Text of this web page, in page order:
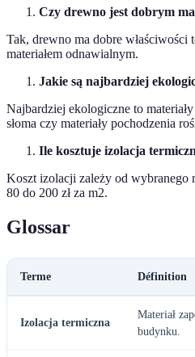
Czy drewno jest dobrym
Tak, drewno ma dobre właściwości
materiałem odnawialnym.
Jakie są najbardziej
Najbardziej ekologiczne to
słoma czy materiały pochodzenia
Ile kosztuje izolacja
Koszt izolacji zależy od wybranego
80 do 200 zł za m2.
Glossar
Terme Définition
Izolacja termiczna
Materiał
budynku.